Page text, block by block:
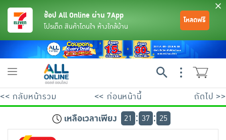
ช้อป All Online ผ่าน 7App
โปรเด็ด สินค้าโดนใจ ห้างใกล้บ้าน
โหลดฟรี
Toggle
<< กลับหน้ารวม << ก่อนหน้านี้ ถัดไป >>
เหลือเวลาเพียง 21 37 25